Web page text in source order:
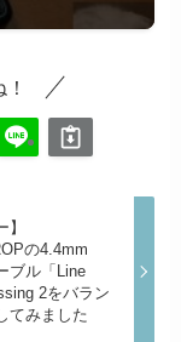
】
の4.4mm
ブル「Line
2をバラン
てみました